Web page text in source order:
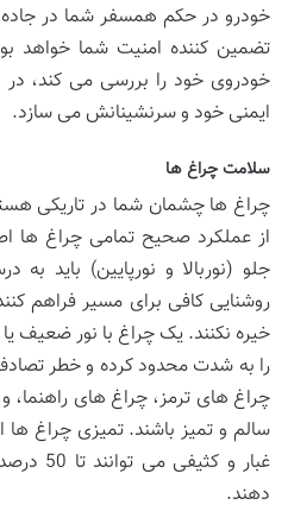
خودرو در حکم همسفر شما در
تضمین کننده امنیت شما خواهد
خودروی خود را بررسی می کند، در
ایمنی خود و سرنشینانش می سازد.
سلامت چراغ ها
چراغ ها چشمان شما در تاریکی
از عملکرد صحیح تمامی چراغ ها
جلو (نوربالا و نورپایین) باید
روشنایی کافی برای مسیر فراهم
خیره نکنند. یک چراغ با نور ضعیف
را به شدت محدود کرده و خطر
چراغ های ترمز، چراغ های راهنما، و
سالم و تمیز باشند. تمیزی چراغ ها
غبار و
دهند.